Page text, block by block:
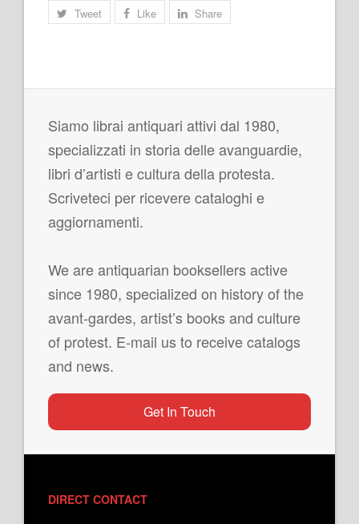
Tweet Like Share
Siamo librai antiquari attivi dal 1980,
specializzati in storia delle avanguardie,
libri d’artisti e cultura della protesta.
Scriveteci per ricevere cataloghi e
aggiornamenti.
We are antiquarian booksellers active
since 1980, specialized on history of the
avant-gardes, artist’s books and culture
of protest. E-mail us to receive catalogs
and news.
Get In Touch
DIRECT CONTACT